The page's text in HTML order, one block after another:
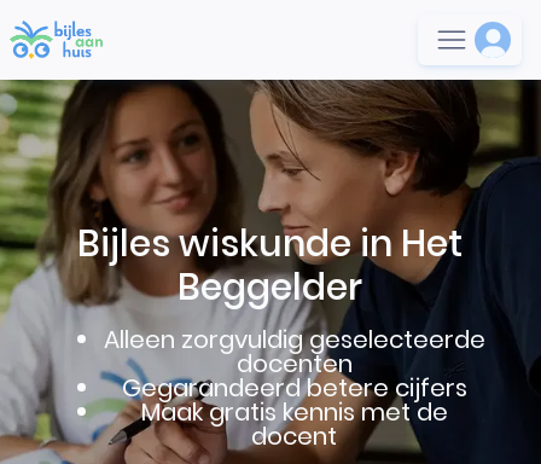
Bijles wiskunde in Het
Beggelder
Alleen zorgvuldig geselecteerde
docenten
Gegarandeerd betere cijfers
Maak gratis kennis met de
docent